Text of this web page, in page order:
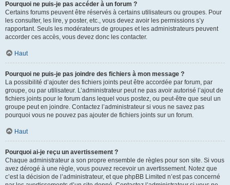
Pourquoi ne puis-je pas accéder à un forum ?
Certains forums peuvent être réservés à certains utilisateurs ou groupes. Pour
les consulter, les lire, y poster, etc., vous devez avoir les permissions s’y
rapportant. Seuls les modérateurs de groupes et les administrateurs peuvent
accorder ces accès, vous devez donc les contacter.
Haut
Pourquoi ne puis-je pas joindre des fichiers à mon message ?
La possibilité d’ajouter des fichiers joints peut être accordée par forum, par
groupe, ou par utilisateur. L’administrateur peut ne pas avoir autorisé l’ajout de
fichiers joints pour le forum dans lequel vous postez, ou peut-être que seul un
groupe peut en joindre. Contactez l’administrateur si vous ne savez pas
pourquoi vous ne pouvez pas ajouter de fichiers joints sur un forum.
Haut
Pourquoi ai-je reçu un avertissement ?
Chaque administrateur a son propre ensemble de règles pour son site. Si vous
avez dérogé à une règle, vous pouvez recevoir un avertissement. Notez que
c’est la décision de l’administrateur, et que phpBB Limited n’est pas concerné